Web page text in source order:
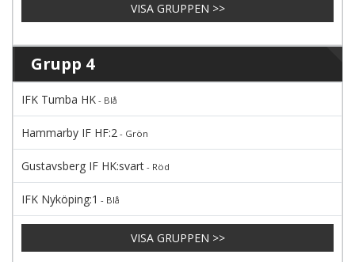
VISA GRUPPEN >>
Grupp 4
IFK Tumba HK - Blå
Hammarby IF HF:2 - Grön
Gustavsberg IF HK:svart - Röd
IFK Nyköping:1 - Blå
VISA GRUPPEN >>